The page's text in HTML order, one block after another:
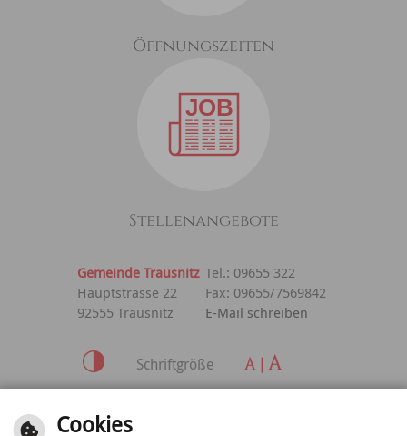
Öffnungszeiten
Stellenangebote
Gemeinde Trausnitz Tel.: 09655 322
Hauptstrasse 22
Fax: 09655/7569842
92555 Trausnitz
E-Mail schreiben
Schriftgröße
Datenschutzerklärung
Cookies